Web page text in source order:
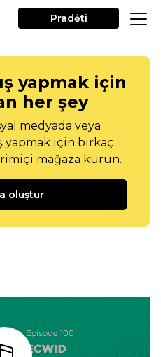
Pradėti
yapmak için
her şey
medyada veya
yapmak için birkaç
mağaza kurun.
oluştur